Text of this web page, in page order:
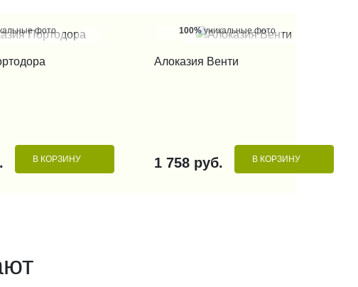
фото
В КОРЗИНУ
100%уникальные фото
Алоказия Венти
1 758 руб. В КОРЗИНУ